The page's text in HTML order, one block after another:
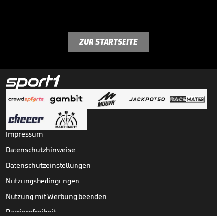
ZUR STARTSEITE
Impressum
Datenschutzhinweise
Datenschutzeinstellungen
Nutzungsbedingungen
Nutzung mit Werbung beenden
Barrierefreiheit